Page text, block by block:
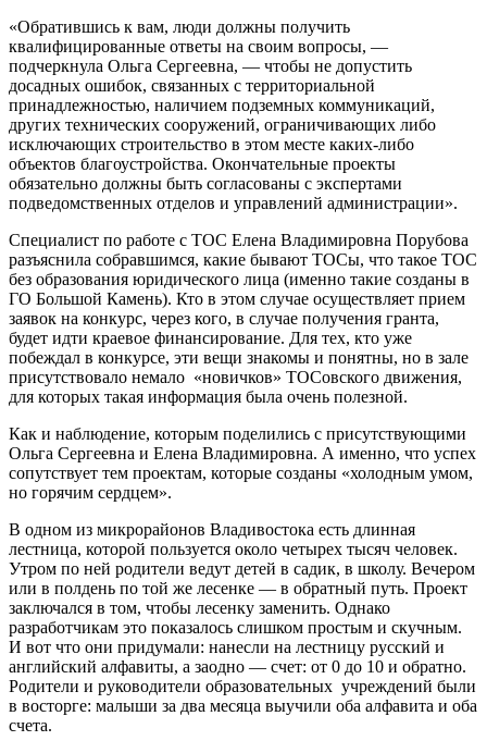
«Обратившись к вам, люди должны получить
квалифицированные ответы на своим вопросы, —
подчеркнула Ольга Сергеевна, — чтобы не допустить
досадных ошибок, связанных с территориальной
принадлежностью, наличием подземных коммуникаций,
других технических сооружений, ограничивающих либо
исключающих строительство в этом месте каких-либо
объектов благоустройства. Окончательные проекты
обязательно должны быть согласованы с экспертами
подведомственных отделов и управлений администрации».
Специалист по работе с ТОС Елена Владимировна Порубова
разъяснила собравшимся, какие бывают ТОСы, что такое ТОС
без образования юридического лица (именно такие созданы в
ГО Большой Камень). Кто в этом случае осуществляет прием
заявок на конкурс, через кого, в случае получения гранта,
будет идти краевое финансирование. Для тех, кто уже
побеждал в конкурсе, эти вещи знакомы и понятны, но в зале
присутствовало немало «новичков» ТОСовского движения,
для которых такая информация была очень полезной.
Как и наблюдение, которым поделились с присутствующими
Ольга Сергеевна и Елена Владимировна. А именно, что успех
сопутствует тем проектам, которые созданы «холодным умом,
но горячим сердцем».
В одном из микрорайонов Владивостока есть длинная
лестница, которой пользуется около четырех тысяч человек.
Утром по ней родители ведут детей в садик, в школу. Вечером
или в полдень по той же лесенке — в обратный путь. Проект
заключался в том, чтобы лесенку заменить. Однако
разработчикам это показалось слишком простым и скучным.
И вот что они придумали: нанесли на лестницу русский и
английский алфавиты, а заодно — счет: от 0 до 10 и обратно.
Родители и руководители образовательных учреждений были
в восторге: малыши за два месяца выучили оба алфавита и оба
счета.